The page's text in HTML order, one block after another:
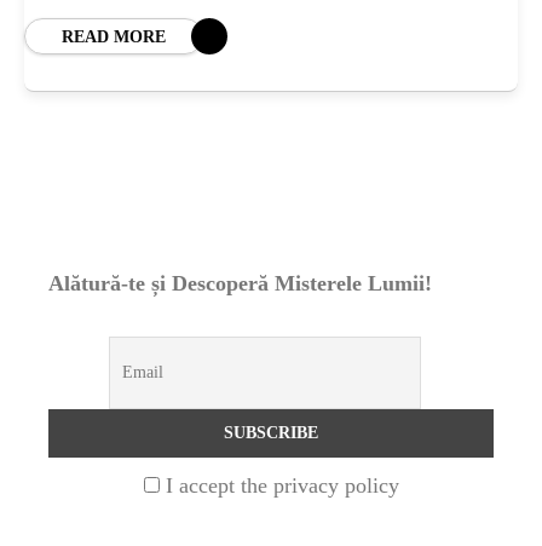
READ MORE
Alătură-te și Descoperă Misterele Lumii!
I accept the privacy policy
APLICATIA
UNCATEGORIZED 1 year ago
Pământului: Mit sau Realitate?
2 years ago
Seriale turcesti:Top 5 cele mai bune seriale